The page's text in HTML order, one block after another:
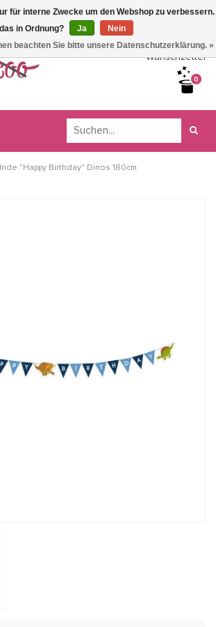
daher können Sie derzeit nicht
bestellen.
Wunschzettel
0
"Happy Birthday" Dinos 180cm
für interne Zwecke um den Webshop zu verbessern.
in Ordnung?
Ja
Nein
beachten Sie bitte unsere Datenschutzerklärung. »